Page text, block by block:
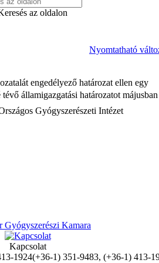
Nyomtatható
engedélyező határozat ellen egy
államigazgatási határozatot májusban
Gyógyszerészeti Intézet
Kapcsolat
(+36-1) 351-9483, (+36-1) 413-